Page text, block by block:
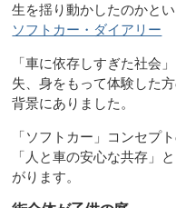
生を揺り動かしたのかとい
ソフトカー・ダイアリー
「車に依存しすぎた社会
失、身をもって体験した
背景にありました。
「ソフトカー」コンセプ
「人と車の安心な共存」
がります。